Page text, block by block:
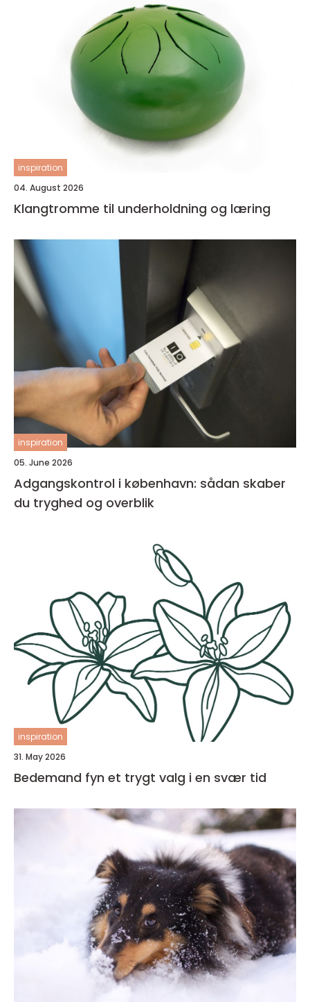
inspiration
04. August 2026
Klangtromme til underholdning og læring
inspiration
05. June 2026
Adgangskontrol i københavn: sådan skaber
du tryghed og overblik
inspiration
31. May 2026
Bedemand fyn et trygt valg i en svær tid